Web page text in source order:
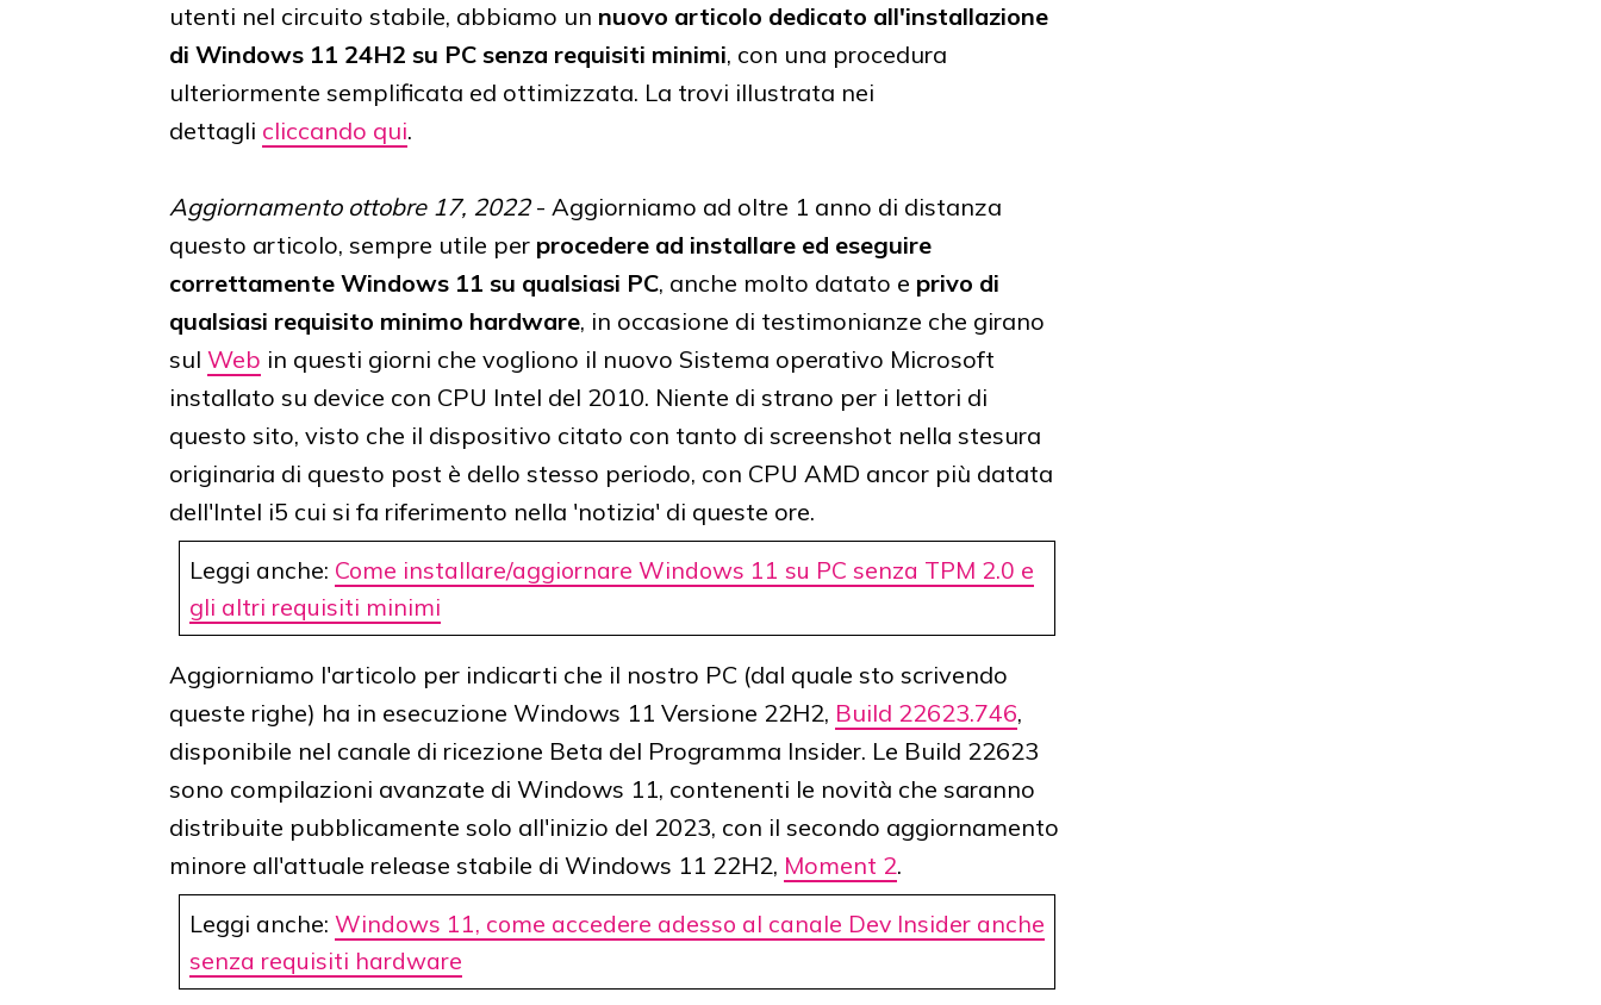
utenti nel circuito stabile, abbiamo un nuovo articolo dedicato all'installazione
di Windows 11 24H2 su PC senza requisiti minimi, con una procedura
ulteriormente semplificata ed ottimizzata. La trovi illustrata nei
dettagli cliccando qui.
Aggiornamento ottobre 17, 2022- Aggiorniamo ad oltre 1 anno di distanza
questo articolo, sempre utile per procedere ad installare ed eseguire
correttamente Windows 11 su qualsiasi PC, anche molto datato e privo di
qualsiasi requisito minimo hardware, in occasione di testimonianze che girano
sul Web in questi giorni che vogliono il nuovo Sistema operativo Microsoft
installato su device con CPU Intel del 2010. Niente di strano per i lettori di
questo sito, visto che il dispositivo citato con tanto di screenshot nella stesura
originaria di questo post è dello stesso periodo, con CPU AMD ancor più datata
dell'Intel i5 cui si fa riferimento nella 'notizia' di queste ore.
Leggi anche: Come installare/aggiornare Windows 11 su PC senza TPM 2.0 e
gli altri requisiti minimi
Aggiorniamo l'articolo per indicarti che il nostro PC (dal quale sto scrivendo
queste righe) ha in esecuzione Windows 11 Versione 22H2, Build 22623.746,
disponibile nel canale di ricezione Beta del Programma Insider. Le Build 22623
sono compilazioni avanzate di Windows 11, contenenti le novità che saranno
distribuite pubblicamente solo all'inizio del 2023, con il secondo aggiornamento
minore all'attuale release stabile di Windows 11 22H2, Moment 2.
Leggi anche: Windows 11, come accedere adesso al canale Dev Insider anche
senza requisiti hardware